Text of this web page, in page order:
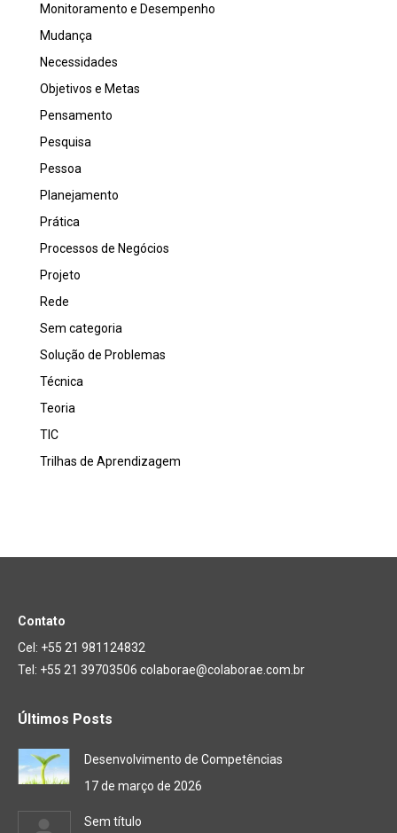
Monitoramento e Desempenho
Mudança
Necessidades
Objetivos e Metas
Pensamento
Pesquisa
Pessoa
Planejamento
Prática
Processos de Negócios
Projeto
Rede
Sem categoria
Solução de Problemas
Técnica
Teoria
TIC
Trilhas de Aprendizagem
Contato
Cel: +55 21 981124832
Tel: +55 21 39703506 colaborae@colaborae.com.br
Últimos Posts
Desenvolvimento de Competências
17 de março de 2026
Sem título